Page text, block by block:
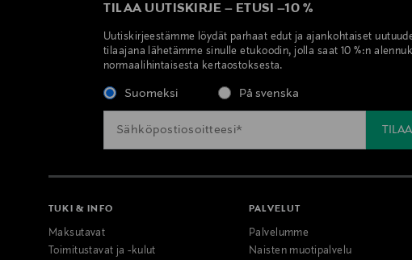
TILAA UUTISKIRJE – ETUSI –10 %
Uutiskirjeestämme löydät parhaat edut ja ajankohtaiset
tilaajana lähetämme sinulle etukoodin, jolla saat 10 %:n
normaalihintaisesta kertaostoksesta.
Suomeksi På svenska
TUKI & INFO
Maksutavat
Toimitustavat ja -kulut
PALVELUT
Palvelumme
Naisten muotipalvelu